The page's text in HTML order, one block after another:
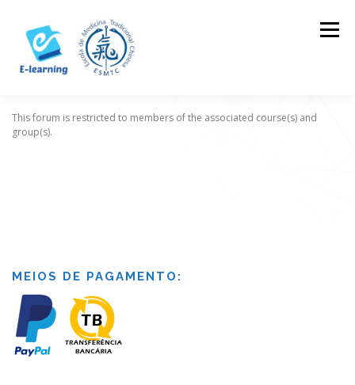
content
Menu
HOME CONTACTOS LOG IN
This forum is restricted to members of the associated course(s) and
group(s).
MEIOS DE PAGAMENTO: